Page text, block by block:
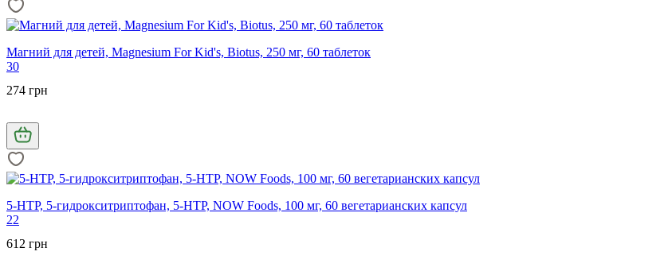
Магний для детей, Magnesium For Kid's, Biotus, 250 мг, 60 таблеток
30
274 грн
5-HTP, 5-гидрокситриптофан, 5-HTP, NOW Foods, 100 мг, 60 вегетарианских капсул
22
612 грн